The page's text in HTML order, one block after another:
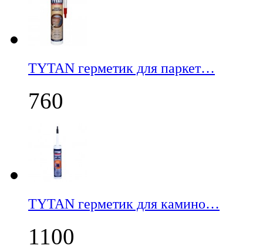
TYTAN герметик для паркет…
760
TYTAN герметик для камино…
1100